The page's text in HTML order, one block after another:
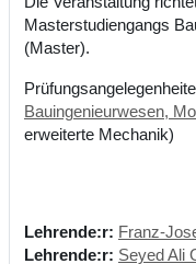
Masterstudiengangs
(Master).
Bauingenieurwesen,
erweiterte Mechanik)
Lehrende:r: Franz-
Lehrende:r: Seyed Ali